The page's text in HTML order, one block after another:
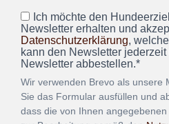
Ich möchte den
Newsletter erhalten und
Datenschutzerklärung,
kann den Newsletter
Newsletter abbestellen.*
Wir verwenden Brevo als unsere
Sie das Formular ausfüllen und
dass die von Ihnen